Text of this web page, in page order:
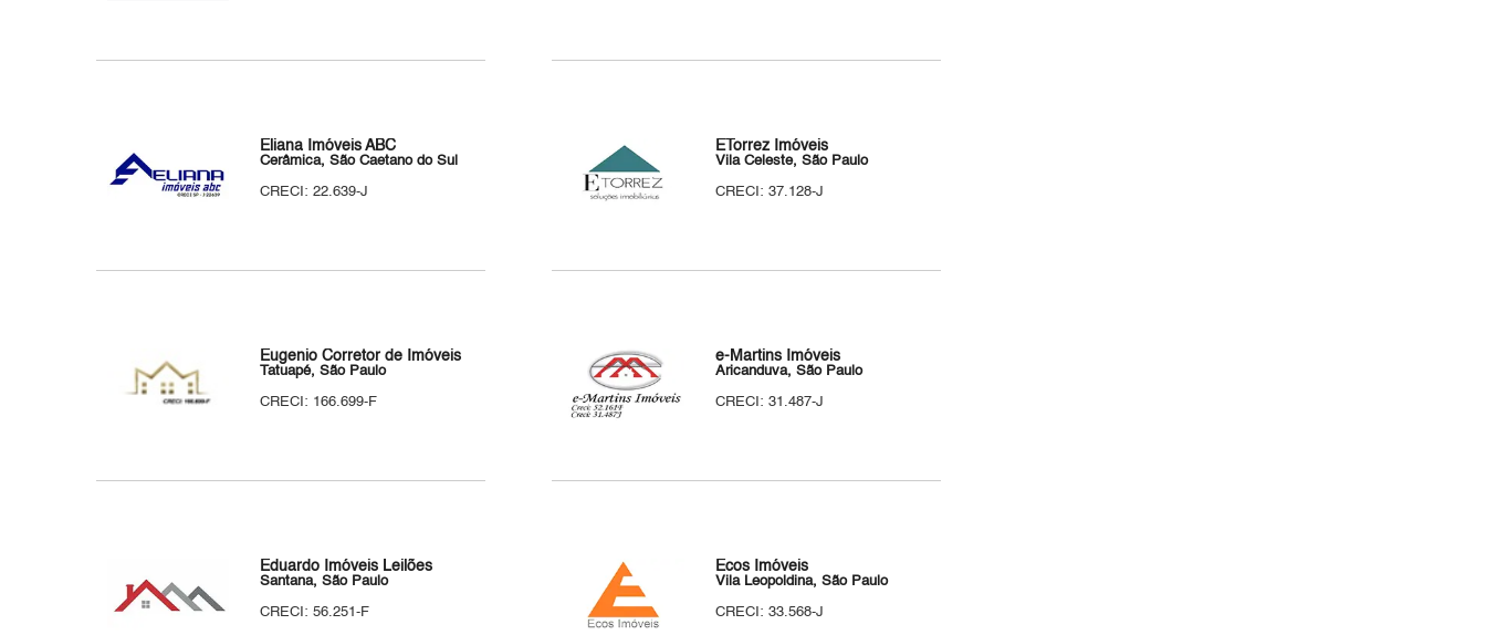
Eliana Imóveis ABC
Cerâmica, São Caetano do Sul
CRECI: 22.639-J
ETorrez Imóveis
Vila Celeste, São Paulo
CRECI: 37.128-J
Eugenio Corretor de Imóveis
Tatuapé, São Paulo
CRECI: 166.699-F
e-Martins Imóveis
Aricanduva, São Paulo
CRECI: 31.487-J
Eduardo Imóveis Leilões
Santana, São Paulo
CRECI: 56.251-F
Ecos Imóveis
Vila Leopoldina, São Paulo
CRECI: 33.568-J